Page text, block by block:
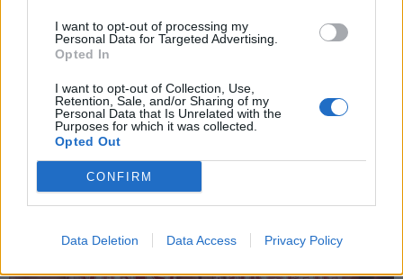
I want to opt-out of processing my
Personal Data for Targeted Advertising.
Opted In
I want to opt-out of Collection, Use,
Retention, Sale, and/or Sharing of my
Personal Data that Is Unrelated with the
Purposes for which it was collected.
Opted Out
CONFIRM
Data Deletion Data Access Privacy Policy